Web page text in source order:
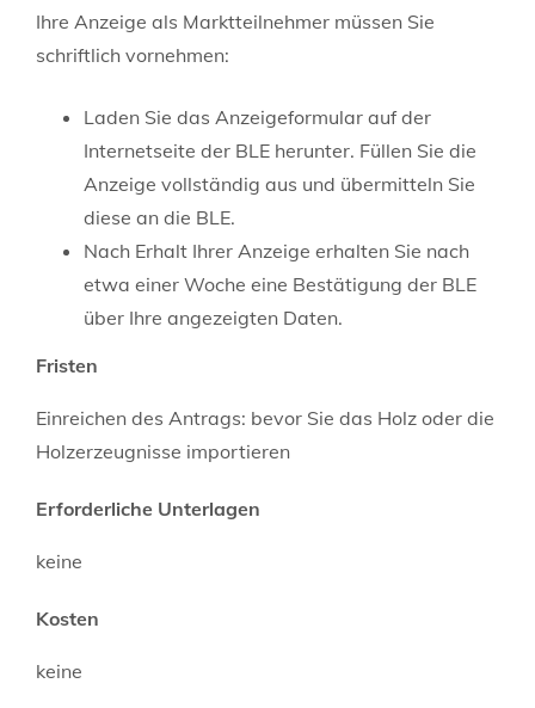
Ihre Anzeige als Marktteilnehmer müssen Sie
schriftlich vornehmen:
Laden Sie das Anzeigeformular auf der
Internetseite der BLE herunter. Füllen Sie die
Anzeige vollständig aus und übermitteln Sie
diese an die BLE.
Nach Erhalt Ihrer Anzeige erhalten Sie nach
etwa einer Woche eine Bestätigung der BLE
über Ihre angezeigten Daten.
Fristen
Einreichen des Antrags: bevor Sie das Holz oder die
Holzerzeugnisse importieren
Erforderliche Unterlagen
keine
Kosten
keine